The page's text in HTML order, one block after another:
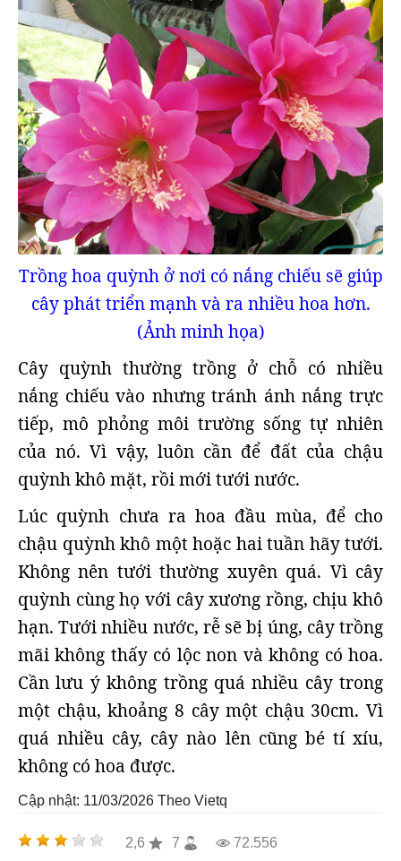
Trồng hoa quỳnh ở nơi có nắng chiếu sẽ giúp
cây phát triển mạnh và ra nhiều hoa hơn.
(Ảnh minh họa)
Cây quỳnh thường trồng ở chỗ có nhiều
nắng chiếu vào nhưng tránh ánh nắng trực
tiếp, mô phỏng môi trường sống tự nhiên
của nó. Vì vậy, luôn cần để đất của chậu
quỳnh khô mặt, rồi mới tưới nước.
Lúc quỳnh chưa ra hoa đầu mùa, để cho
chậu quỳnh khô một hoặc hai tuần hãy tưới.
Không nên tưới thường xuyên quá. Vì cây
quỳnh cùng họ với cây xương rồng, chịu khô
hạn. Tưới nhiều nước, rễ sẽ bị úng, cây trồng
mãi không thấy có lộc non và không có hoa.
Cần lưu ý không trồng quá nhiều cây trong
một chậu, khoảng 8 cây một chậu 30cm. Vì
quá nhiều cây, cây nào lên cũng bé tí xíu,
không có hoa được.
Cập nhật: 11/03/2026 Theo Vietq
2,6 7 72.556